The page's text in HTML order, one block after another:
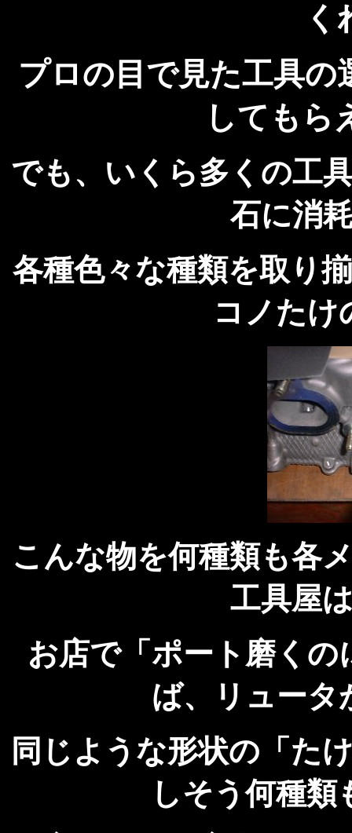
く
プロの目で見た工具
してもら
でも、いくら多くの工
石に消
各種色々な種類を取り
コノたけ
こんな物を何種類も各
工具屋
お店で「ポート磨く
ば、リュータ
同じような形状の「た
しそう何種